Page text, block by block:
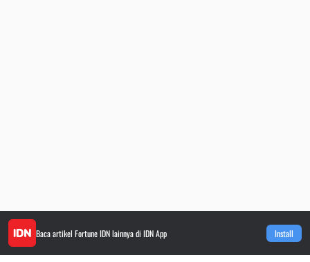
Baca artikel Fortune IDNlainnya di IDN App Install